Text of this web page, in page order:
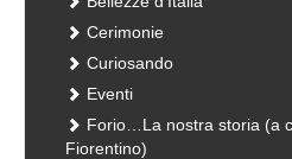
Cerimonie
Curiosando
Eventi
Forio…La nostra storia (a
Fiorentino)